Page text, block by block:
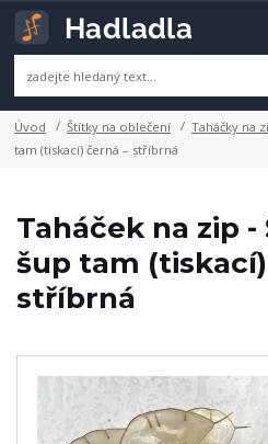
Úvod Štítky na oblečení Taháčky na
tam (tiskací) černá – stříbrná
Taháček na zip -
šup tam
stříbrná